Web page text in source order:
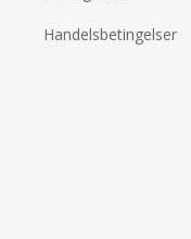
Handelsbetingelser